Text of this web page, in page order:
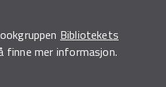
Bibliotekets
finne mer informasjon.